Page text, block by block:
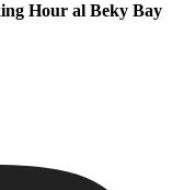
Hour al Beky Bay